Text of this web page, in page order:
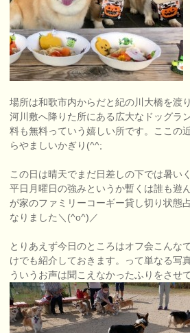
場所は和歌市内からだと紀の川大橋を渡
河川敷へ降りた所にある広大なドッグラ
料も無料っていう嬉しい所です。ここの
らやましいかぎり(^^;
この日は晴天でまだ日差しの下では暑い
平日月曜日の強みというか暫くは誰も遊
が家のファミリーコーギー貸し切り状態
なりました＼(^o^)／
とりあえず今日のところはオフ会こんな
けでも紹介しておきます。って単なる写
ういうお声は聞こえなかったふりをさせ